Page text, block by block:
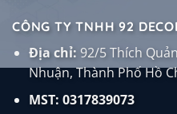
CÔNG TY TNHH 92
Địa chỉ: 92/5 Thích
Nhuận, Thành Phố Hồ
MST: 0317839073